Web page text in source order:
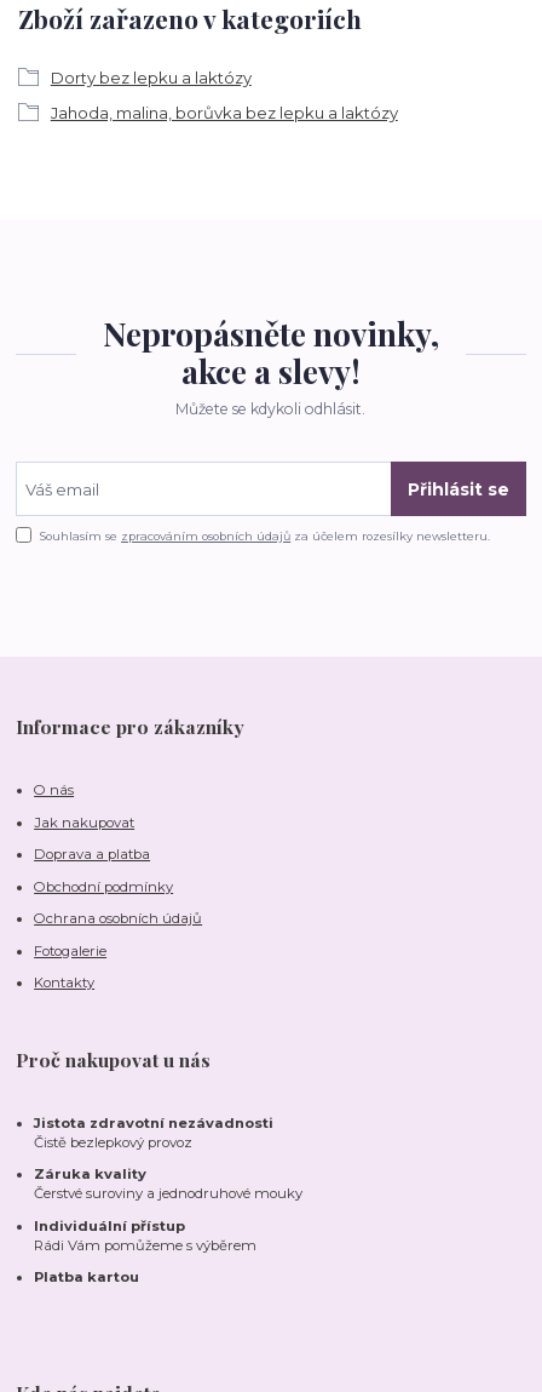
Zboží zařazeno v kategoriích
Dorty bez lepku a laktózy
Jahoda, malina, borůvka bez lepku a laktózy
Nepropásněte novinky,
akce a slevy!
Můžete se kdykoli odhlásit.
Přihlásit se
Souhlasím se zpracováním osobních údajů za účelem rozesílky newsletteru.
Informace pro zákazníky
O nás
Jak nakupovat
Doprava a platba
Obchodní podmínky
Ochrana osobních údajů
Fotogalerie
Kontakty
Proč nakupovat u nás
Jistota zdravotní nezávadnosti
Čistě bezlepkový provoz
Záruka kvality
Čerstvé suroviny a jednodruhové mouky
Individuální přístup
Rádi Vám pomůžeme s výběrem
Platba kartou